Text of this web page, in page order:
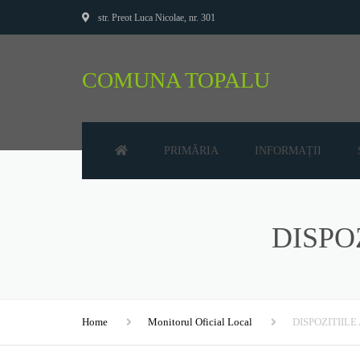
str. Preot Luca Nicolae, nr. 301
COMUNA TOPALU
PRIMĂRIA
PREZENTARE LOCALĂ
INFORMAȚII
DISPOZIȚII
Home Monitorul Oficial Local